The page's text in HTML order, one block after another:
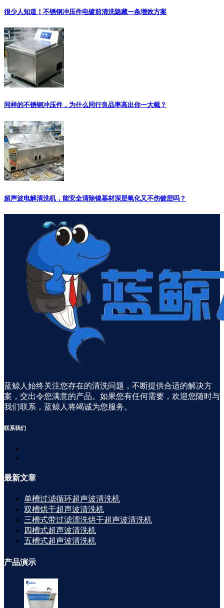
很少人知道！不锈钢冲压件电镀前清洗隐藏一条增效方案
同样的不锈钢冲压件，为什么同行良品率高出你一大截？
超声波电解清洗机，能安全清除镍基材深层氧化又不伤镀层吗？
蓝鲸人始终关注您存在的清洗问题，不断提供合适的解决方
案，交出令您满意的产品。如果您有任何需要，欢迎您随时与
我们联系，蓝鲸人将竭诚为您服务。
联系我们
最新文章
单槽过滤循环超声波清洗机
双槽烘干超声波清洗机
三槽式带过滤漂洗烘干超声波清洗机
四槽式超声波清洗机
五槽式超声波清洗机
产品演示